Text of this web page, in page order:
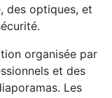
des optiques, et
organisée par
et des
Les